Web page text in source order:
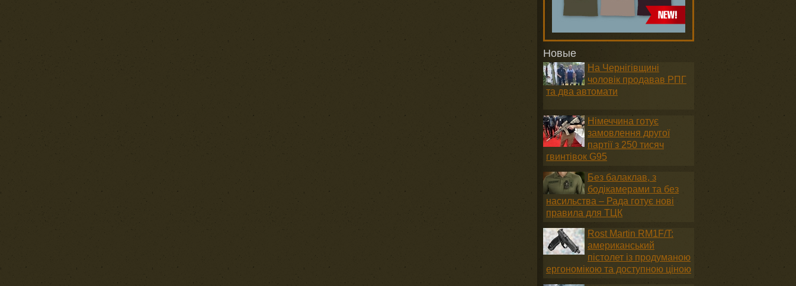
Новые
На Чернігівщині
чоловік продавав РПГ
та два автомати
Німеччина готує
замовлення другої
партії з 250 тисяч
гвинтівок G95
Без балаклав, з
бодікамерами та без
насильства – Рада готує нові
правила для ТЦК
Rost Martin RM1F/T:
американський
пістолет із продуманою
ергономікою та доступною ціною